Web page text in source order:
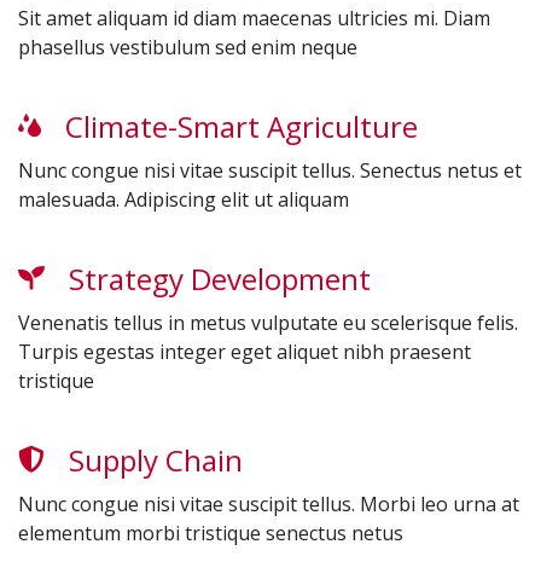
Sit amet aliquam id diam maecenas ultricies mi. Diam
phasellus vestibulum sed enim neque
Climate-Smart Agriculture
Nunc congue nisi vitae suscipit tellus. Senectus netus et
malesuada. Adipiscing elit ut aliquam
Strategy Development
Venenatis tellus in metus vulputate eu scelerisque felis.
Turpis egestas integer eget aliquet nibh praesent
tristique
Supply Chain
Nunc congue nisi vitae suscipit tellus. Morbi leo urna at
elementum morbi tristique senectus netus